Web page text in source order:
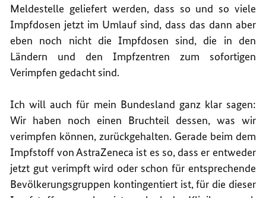
Meldestelle geliefert werden, dass so und so viele
Impfdosen jetzt im Umlauf sind, dass das dann aber
eben noch nicht die Impfdosen sind, die in den
Ländern und den Impfzentren zum sofortigen
Verimpfen gedacht sind.
Ich will auch für mein Bundesland ganz klar sagen:
Wir haben noch einen Bruchteil dessen, was wir
verimpfen können, zurückgehalten. Gerade beim dem
Impfstoff von AstraZeneca ist es so, dass er entweder
jetzt gut verimpft wird oder schon für entsprechende
Bevölkerungsgruppen kontingentiert ist, für die dieser